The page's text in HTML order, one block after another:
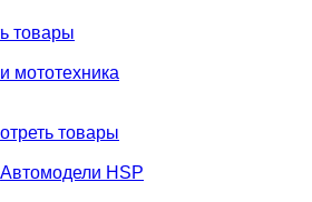
товары
мототехника
товары
Автомодели HSP